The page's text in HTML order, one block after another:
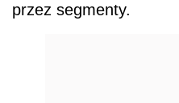
przez segmenty.